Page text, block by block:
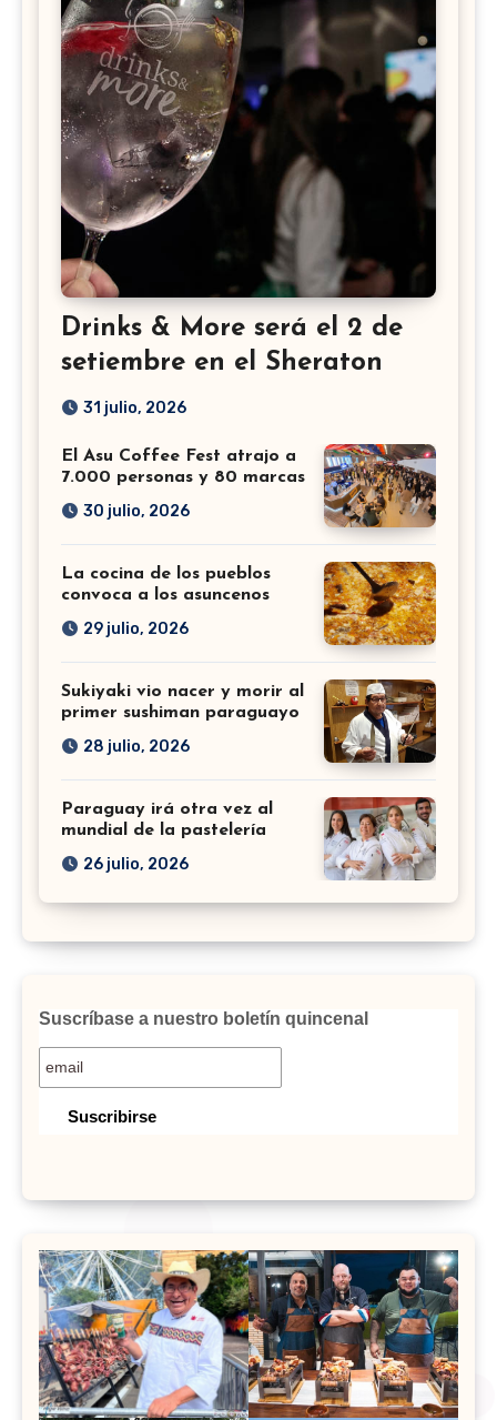
Drinks & More será el 2 de
setiembre en el Sheraton
31 julio, 2026
El Asu Coffee Fest atrajo a
7.000 personas y 80 marcas
30 julio, 2026
La cocina de los pueblos
convoca a los asuncenos
29 julio, 2026
Sukiyaki vio nacer y morir al
primer sushiman paraguayo
28 julio, 2026
Paraguay irá otra vez al
mundial de la pastelería
26 julio, 2026
Suscríbase a nuestro boletín quincenal